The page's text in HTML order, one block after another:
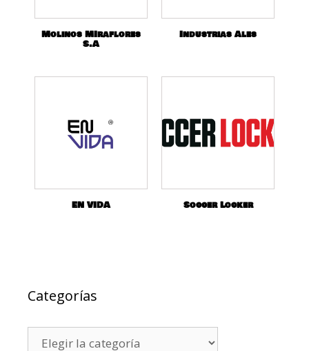
Molinos MIraflores
S.A
Industrias Ales
EN VIDA Soccer Locker
Categorías